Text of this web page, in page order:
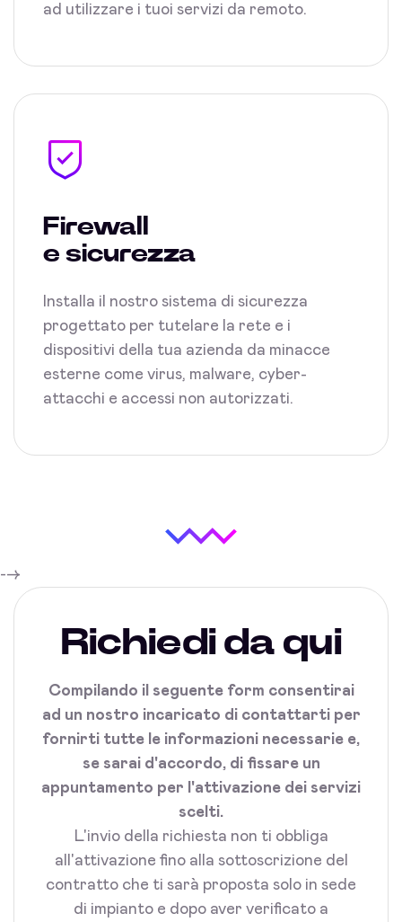
ad utilizzare i tuoi servizi da remoto.
Firewall
e sicurezza
Installa il nostro sistema di sicurezza
progettato per tutelare la rete e i
dispositivi della tua azienda da minacce
esterne come virus, malware, cyber-
attacchi e accessi non autorizzati.
-->
Richiedi da qui
Compilando il seguente form consentirai
ad un nostro incaricato di contattarti per
fornirti tutte le informazioni necessarie e,
se sarai d'accordo, di fissare un
appuntamento per l'attivazione dei servizi
scelti.
L'invio della richiesta non ti obbliga
all'attivazione fino alla sottoscrizione del
contratto che ti sarà proposta solo in sede
di impianto e dopo aver verificato a